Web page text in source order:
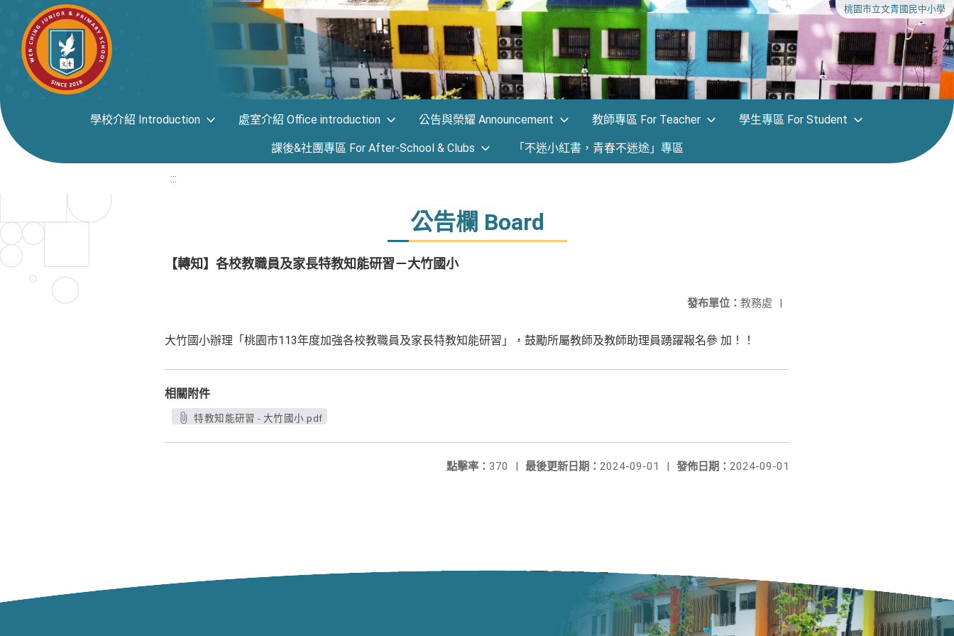
桃園市立文青國民中小學
學校介紹 Introduction 處室介紹 Office introduction 公告與榮耀 Announcement 教師專區 For Teacher 學生專區 For Student
課後&社團專區 For After-School & Clubs 「不迷小紅書，青春不迷途」專區
:::
公告欄 Board
【轉知】各校教職員及家長特教知能研習－大竹國小
發布單位： 教務處 |
大竹國小辦理「桃園市113年度加強各校教職員及家長特教知能研習」，鼓勵所屬教師及教師助理員踴躍報名參 加！！
相關附件
特教知能研習 - 大竹國小.pdf
發佈日期： 2024-09-01
最後更新日期： 2024-09-01 |
點擊率： 370 |